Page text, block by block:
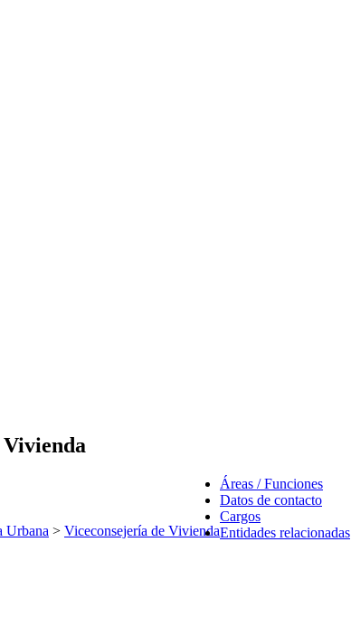
Urbana > Viceconsejería de Vivienda
Áreas / Funciones
Datos de contacto
Cargos
Entidades relacionadas